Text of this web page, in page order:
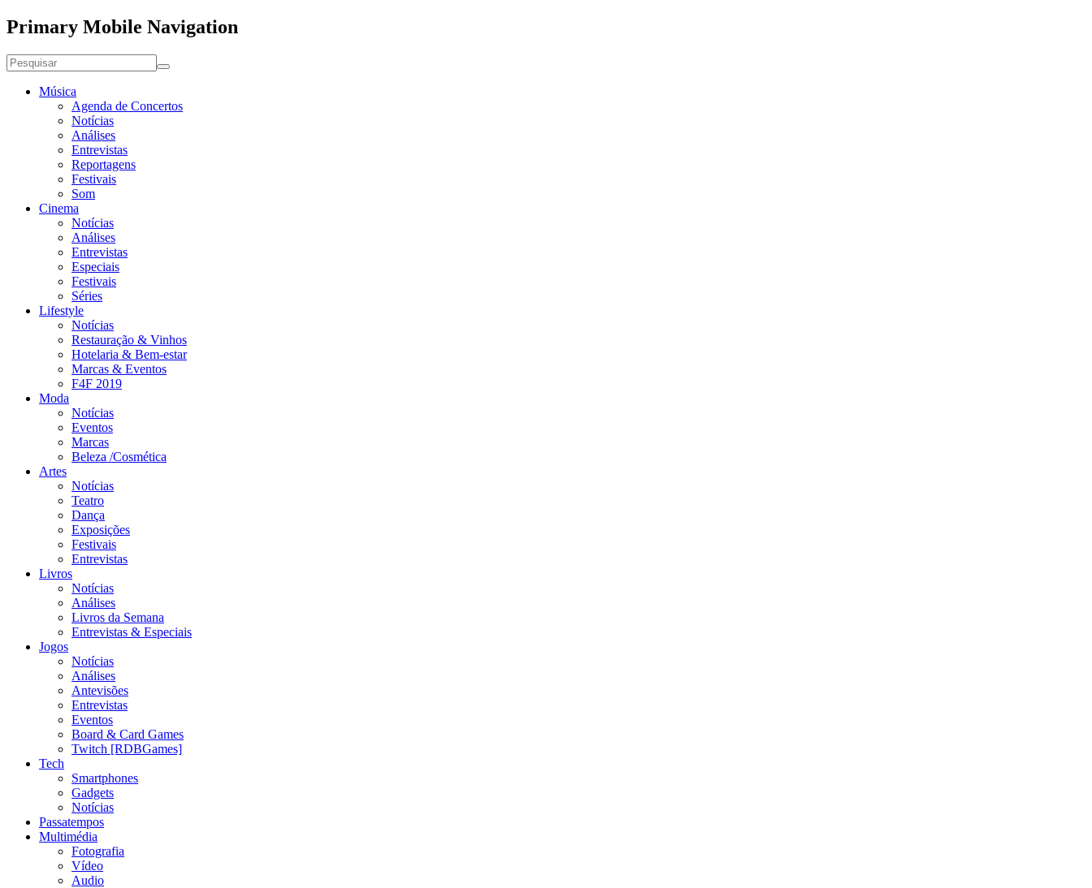
Primary Mobile Navigation
Música
Agenda de Concertos
Notícias
Análises
Entrevistas
Reportagens
Festivais
Som
Cinema
Notícias
Análises
Entrevistas
Especiais
Festivais
Séries
Lifestyle
Notícias
Restauração & Vinhos
Hotelaria & Bem-estar
Marcas & Eventos
F4F 2019
Moda
Notícias
Eventos
Marcas
Beleza /Cosmética
Artes
Notícias
Teatro
Dança
Exposições
Festivais
Entrevistas
Livros
Notícias
Análises
Livros da Semana
Entrevistas & Especiais
Jogos
Notícias
Análises
Antevisões
Entrevistas
Eventos
Board & Card Games
Twitch [RDBGames]
Tech
Smartphones
Gadgets
Notícias
Passatempos
Multimédia
Fotografia
Vídeo
Audio